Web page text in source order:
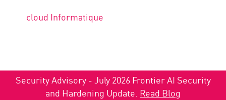
cloud Informatique
Security Advisory - July 2026 Frontier AI Security
and Hardening Update. Read Blog